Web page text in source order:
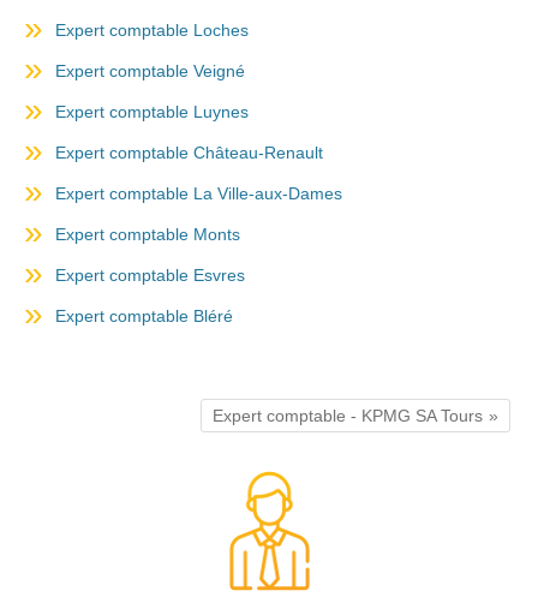
Expert comptable Loches
Expert comptable Veigné
Expert comptable Luynes
Expert comptable Château-Renault
Expert comptable La Ville-aux-Dames
Expert comptable Monts
Expert comptable Esvres
Expert comptable Bléré
Expert comptable - KPMG SA Tours